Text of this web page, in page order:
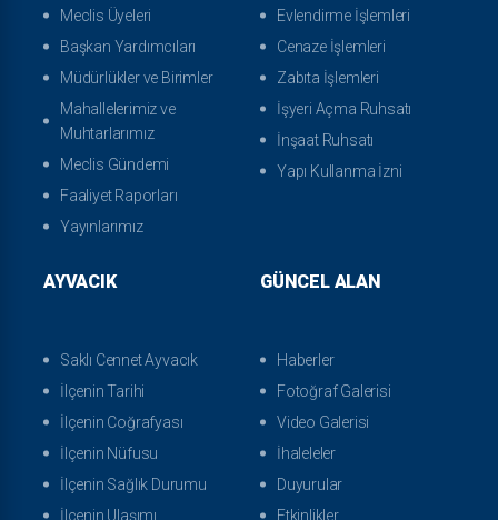
Meclis Üyeleri
Başkan Yardımcıları
Müdürlükler ve Birimler
Mahallelerimiz ve
Muhtarlarımız
Meclis Gündemi
Faaliyet Raporları
Yayınlarımız
Evlendirme İşlemleri
Cenaze İşlemleri
Zabıta İşlemleri
İşyeri Açma Ruhsatı
İnşaat Ruhsatı
Yapı Kullanma İzni
AYVACIK
Saklı Cennet Ayvacık
İlçenin Tarihi
İlçenin Coğrafyası
İlçenin Nüfusu
İlçenin Sağlık Durumu
İlçenin Ulaşımı
GÜNCEL ALAN
Haberler
Fotoğraf Galerisi
Video Galerisi
İhaleleler
Duyurular
Etkinlikler